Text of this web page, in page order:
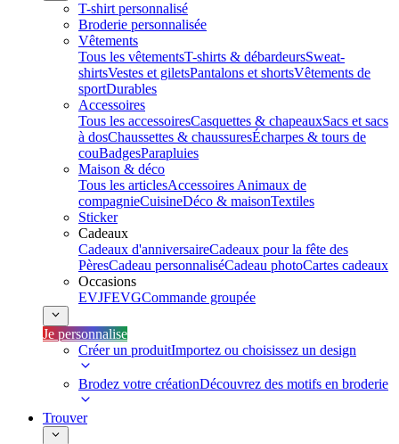
T-shirt personnalisé
Broderie personnalisée
Vêtements
Tous les vêtementsT-shirts & débardeursSweat-
shirtsVestes et giletsPantalons et shortsVêtements de
sportDurables
Accessoires
Tous les accessoiresCasquettes & chapeauxSacs et sacs
à dosChaussettes & chaussuresÉcharpes & tours de
couBadgesParapluies
Maison & déco
Tous les articlesAccessoires Animaux de
compagnieCuisineDéco & maisonTextiles
Sticker
Cadeaux
Cadeaux d'anniversaireCadeaux pour la fête des
PèresCadeau personnaliséCadeau photoCartes cadeaux
Occasions
EVJFEVGCommande groupée
Je personnalise
Créer un produitImportez ou choisissez un design
Brodez votre créationDécouvrez des motifs en broderie
Trouver